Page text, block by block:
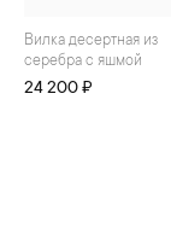
Вилка десертная из
серебра с яшмой
24 200 ₽